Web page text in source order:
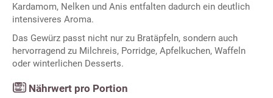
Kardamom, Nelken und Anis entfalten dadurch ein deutlich
intensiveres Aroma.
Das Gewürz passt nicht nur zu Bratäpfeln, sondern auch
hervorragend zu Milchreis, Porridge, Apfelkuchen, Waffeln
oder winterlichen Desserts.
Nährwert pro Portion